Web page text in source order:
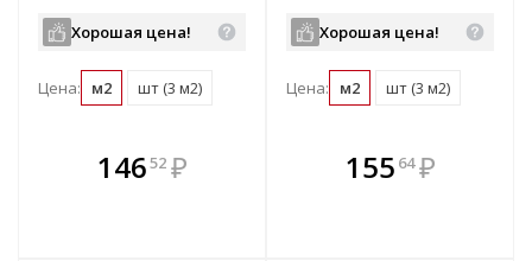
Хорошая цена!
Цена: м2 шт (3 м2)
14652 ₽
В комплекте
всегда выгоднее!
Хорошая цена!
Цена: м2 шт (3 м2)
В комплекте
всегда выгоднее!
155 64 ₽